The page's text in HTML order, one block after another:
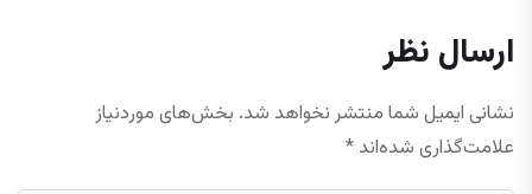
ارسال نظر
نشانی ایمیل شما منتشر نخواهد شد. بخش‌های موردنیاز
علامت‌گذاری شده‌اند *